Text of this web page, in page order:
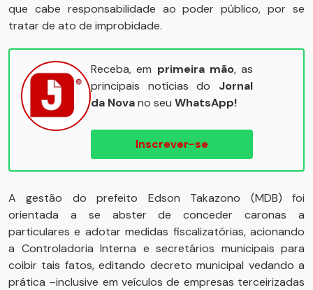
que cabe responsabilidade ao poder público, por se
tratar de ato de improbidade.
Receba, em primeira mão, as
principais notícias do Jornal
da Novano seu WhatsApp!
Inscrever-se
A gestão do prefeito Edson Takazono (MDB) foi
orientada a se abster de conceder caronas a
particulares e adotar medidas fiscalizatórias, acionando
a Controladoria Interna e secretários municipais para
coibir tais fatos, editando decreto municipal vedando a
prática –inclusive em veículos de empresas terceirizadas